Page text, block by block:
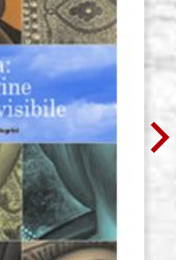
P1D10-4
ACQUISTA
Existencias: 4 - COD.
P1D10-5
ACQUISTA